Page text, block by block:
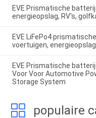
EVE Prismatische
energieopslag, RV's,
EVE LiFePo4
voertuigen,
EVE Prismatische
Voor Voor Automotive
Storage System
populaire